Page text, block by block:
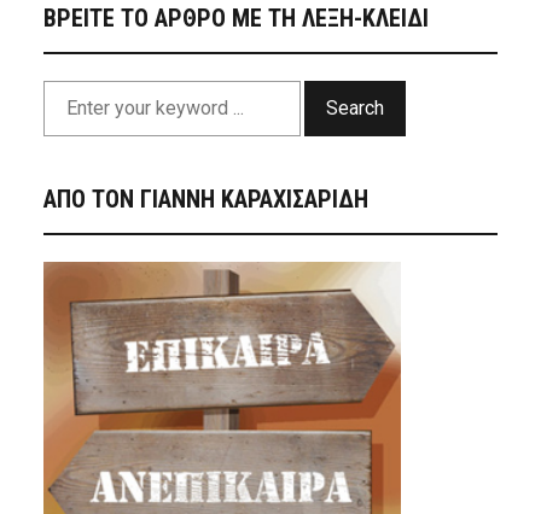
ΒΡΕΙΤΕ ΤΟ ΑΡΘΡΟ ΜΕ ΤΗ ΛΕΞΗ-ΚΛΕΙΔΙ
Search
ΑΠΟ ΤΟΝ ΓΙΑΝΝΗ ΚΑΡΑΧΙΣΑΡΙΔΗ